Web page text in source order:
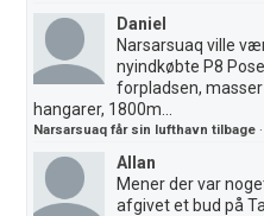
Daniel
Narsarsuaq ville
nyindkøbte P8
forpladsen,
hangarer, 1800m...
Narsarsuaq får sin lufthavn tilbage ·
Allan
Mener der var
afgivet et bud på